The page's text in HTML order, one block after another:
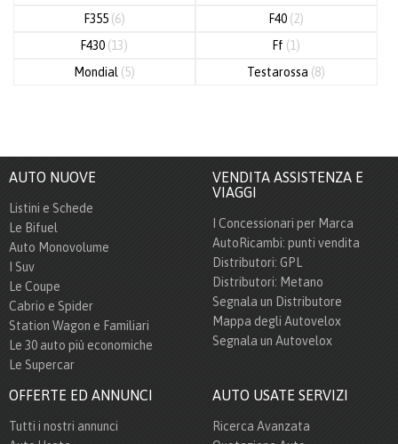
F355 (6) F40 (2)
F430 (13) Ff (1)
Mondial (5) Testarossa (8)
AUTO NUOVE
Listini e Schede
Le Bifuel
Auto Monovolume
I Suv
Le Coupe
Cabrio e Spider
Station Wagon e Familiari
Le 30 auto più economiche
Le Supercar
VENDITA ASSISTENZA E
VIAGGI
I Concessionari per Marca
AutoRicambi: punti vendita
Distributori: GPL
Distributori: Metano
Segnala un Distributore
Mappa degli Autovelox
Segnala un Autovelox
OFFERTE ED ANNUNCI
Tutti i nostri annunci
AUTO USATE SERVIZI
Ricerca Avanzata